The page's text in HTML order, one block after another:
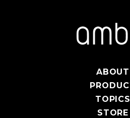
ABOUT
TOPICS
STORE